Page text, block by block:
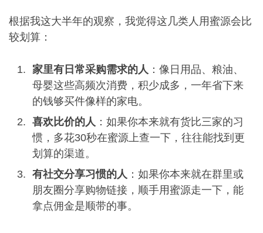
根据我这大半年的观察，我觉得这几类人用蜜源会比
较划算：
家里有日常采购需求的人 ：像日用品、粮油、
母婴这些高频次消费，积少成多，一年省下来
的钱够买件像样的家电。
喜欢比价的人 ：如果你本来就有货比三家的习
惯，多花30秒在蜜源上查一下，往往能找到更
划算的渠道。
有社交分享习惯的人 ：如果你本来就在群里或
朋友圈分享购物链接，顺手用蜜源走一下，能
拿点佣金是顺带的事。